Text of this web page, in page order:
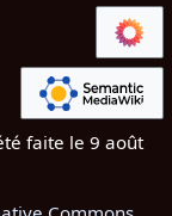
faite le 9 août